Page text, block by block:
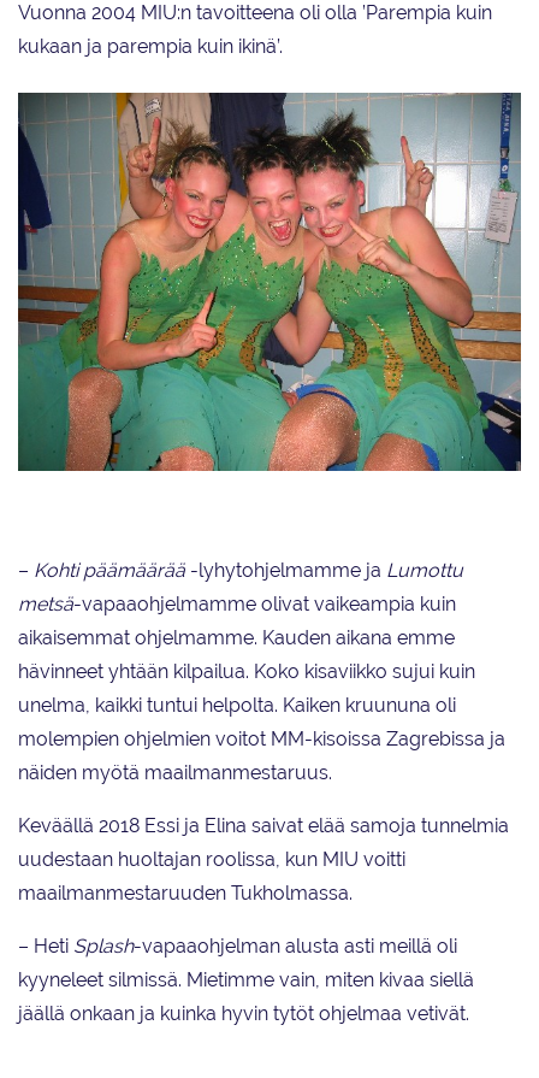
Vuonna 2004 MIU:n tavoitteena oli olla ’Parempia kuin
kukaan ja parempia kuin ikinä’.
– Kohti päämäärää -lyhytohjelmamme ja Lumottu
metsä-vapaaohjelmamme olivat vaikeampia kuin
aikaisemmat ohjelmamme. Kauden aikana emme
hävinneet yhtään kilpailua. Koko kisaviikko sujui kuin
unelma, kaikki tuntui helpolta. Kaiken kruununa oli
molempien ohjelmien voitot MM-kisoissa Zagrebissa ja
näiden myötä maailmanmestaruus.
Keväällä 2018 Essi ja Elina saivat elää samoja tunnelmia
uudestaan huoltajan roolissa, kun MIU voitti
maailmanmestaruuden Tukholmassa.
– Heti Splash-vapaaohjelman alusta asti meillä oli
kyyneleet silmissä. Mietimme vain, miten kivaa siellä
jäällä onkaan ja kuinka hyvin tytöt ohjelmaa vetivät.